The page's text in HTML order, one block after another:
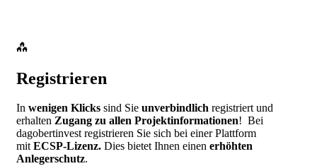
Registrieren
In wenigen Klicks sind Sie unverbindlich registriert und
erhalten Zugang zu allen Projektinformationen! Bei
dagobertinvest registrieren Sie sich bei einer Plattform
mitECSP-Lizenz. Dies bietet Ihnen einen erhöhten
Anlegerschutz.